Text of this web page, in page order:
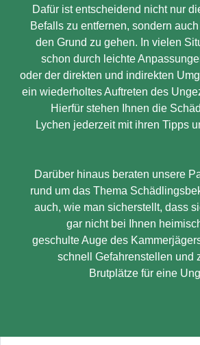
Dafür ist entscheidend nicht nur
Befalls zu entfernen, sondern
den Grund zu gehen. In vielen
schon durch leichte
oder der direkten und indirekten
ein wiederholtes Auftreten des
Hierfür stehen Ihnen die
Lychen jederzeit mit ihren Tipps
Darüber hinaus beraten unsere
rund um das Thema
auch, wie man sicherstellt, dass
gar nicht bei Ihnen
geschulte Auge des
schnell Gefahrenstellen und
Brutplätze für eine